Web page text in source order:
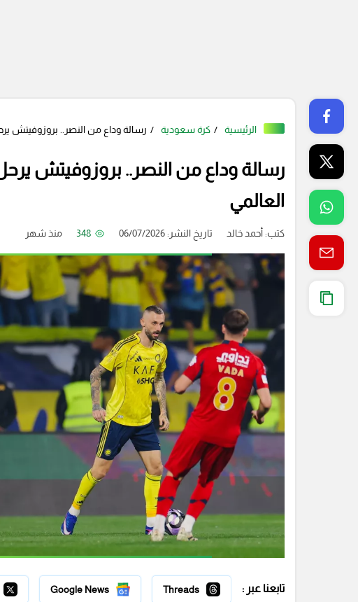
الرئيسية كرة سعودية رسالة وداع من النصر.. بروزوفيتش
رسالة وداع من النصر.. بروزوفيتش
العالمي
كتب:أحمد خالد تاريخ النشر: 06/07/2026 348 منذ شهر
تابعنا عبر : Threads
Google News